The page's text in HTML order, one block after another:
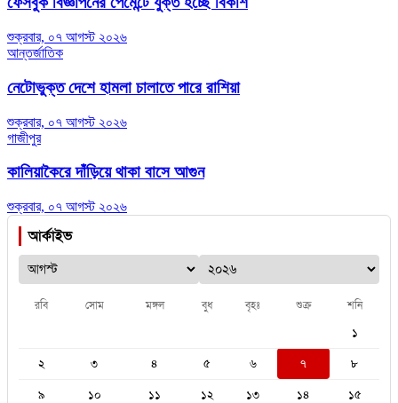
শুক্রবার, ০৭ আগস্ট ২০২৬
আন্তর্জাতিক
নেটোভুক্ত দেশে হামলা চালাতে পারে রাশিয়া
শুক্রবার, ০৭ আগস্ট ২০২৬
গাজীপুর
কালিয়াকৈরে দাঁড়িয়ে থাকা বাসে আগুন
শুক্রবার, ০৭ আগস্ট ২০২৬
আর্কাইভ
রবি সোম মঙ্গল বুধ বৃহঃ শুক্র শনি
১
২
৩ ৪ ৫ ৬ ৭
৮
৯
১০ ১১ ১২ ১৩ ১৪ ১৫